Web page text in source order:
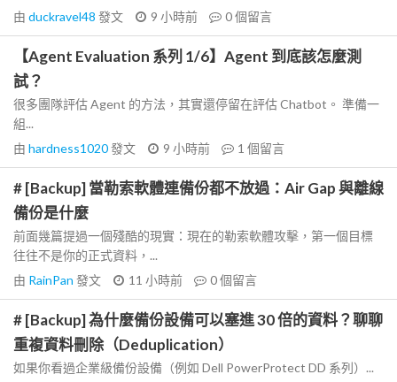
由 duckravel48 發文 9 小時前 0個留言
【Agent Evaluation 系列 1/6】Agent 到底該怎麼測
試？
很多團隊評估 Agent 的方法，其實還停留在評估 Chatbot。 準備一
組...
由 hardness1020發文 9 小時前 1 個留言
# [Backup] 當勒索軟體連備份都不放過：Air Gap 與離線
備份是什麼
前面幾篇提過一個殘酷的現實：現在的勒索軟體攻擊，第一個目標
往往不是你的正式資料，...
由 RainPan 發文 11 小時前 0個留言
# [Backup] 為什麼備份設備可以塞進 30 倍的資料？聊聊
重複資料刪除（Deduplication）
如果你看過企業級備份設備（例如 Dell PowerProtect DD 系列）...